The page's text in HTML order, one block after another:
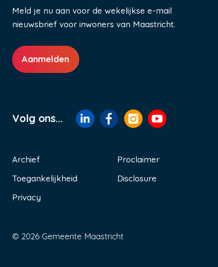
Meld je nu aan voor de wekelijkse e-mail
nieuwsbrief voor inwoners van Maastricht.
Aanmelden
Volg ons...
Voet
Archief
Toegankelijkheid
Privacy
Proclaimer
Disclosure
© 2026 Gemeente Maastricht